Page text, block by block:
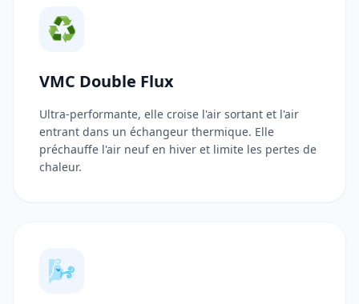
♻️
VMC Double Flux
Ultra-performante, elle croise l'air sortant et l'air
entrant dans un échangeur thermique. Elle
préchauffe l'air neuf en hiver et limite les pertes de
chaleur.
🌬️